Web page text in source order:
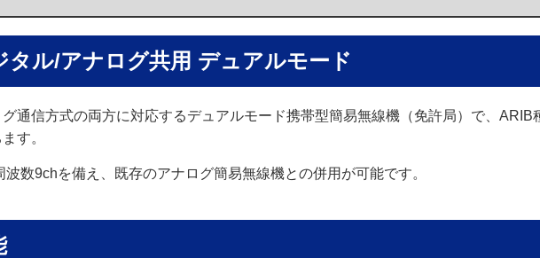
タル/アナログ共用 デュアルモード
通信方式の両方に対応するデュアルモード携帯型簡易無線機（免許局）で、ARIB
す。
数9chを備え、既存のアナログ簡易無線機との併用が可能です。